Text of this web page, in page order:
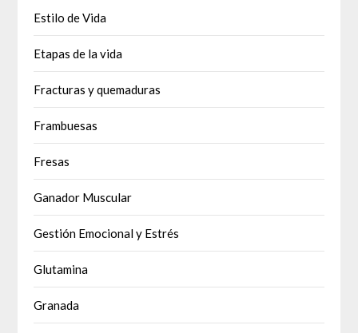
Estilo de Vida
Etapas de la vida
Fracturas y quemaduras
Frambuesas
Fresas
Ganador Muscular
Gestión Emocional y Estrés
Glutamina
Granada